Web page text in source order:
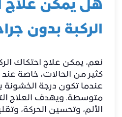
هل يمكن علاج
الركبة بدون
نعم، يمكن علاج احتكاك
كثير من الحالات، خاصة
عندما تكون درجة
متوسطة. ويهدف العلاج
الألم، وتحسين الحركة،